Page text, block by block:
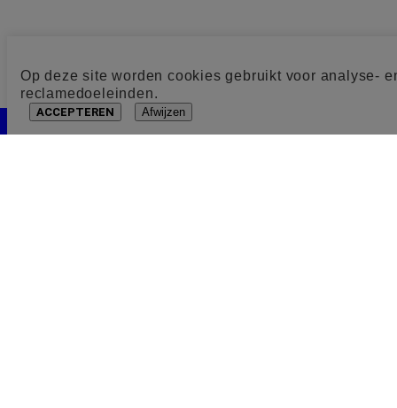
Op deze site worden cookies gebruikt voor analyse-
reclamedoeleinden.
ACCEPTEREN Afwijzen
Cookie toestemming